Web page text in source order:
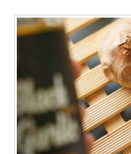
بانک، بیمه و سرمایه
مسکن و ساختمان